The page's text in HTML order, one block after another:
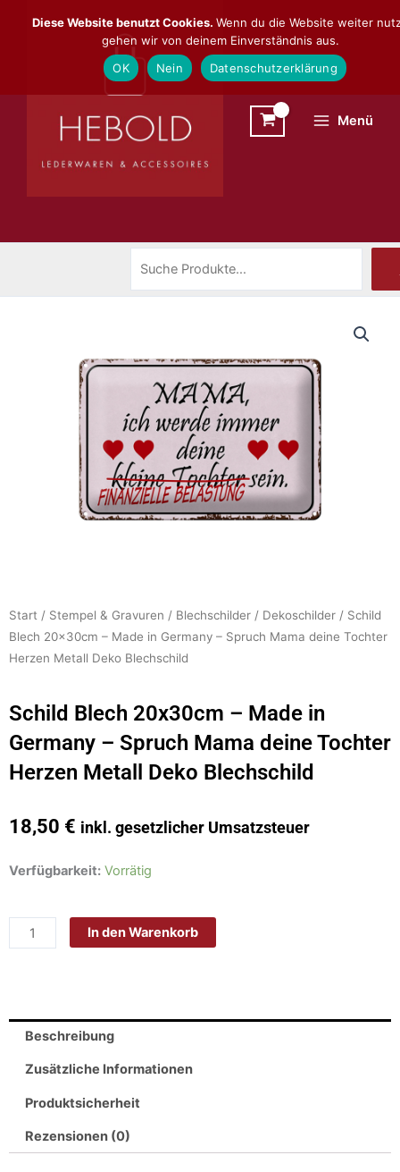
Inhalt
Menü
Start / Stempel & Gravuren / Blechschilder / Dekoschilder / Schild
Blech 20x30cm – Made in Germany – Spruch Mama deine Tochter
Herzen Metall Deko Blechschild
Schild Blech 20x30cm – Made in
Germany – Spruch Mama deine Tochter
Herzen Metall Deko Blechschild
18,50 € inkl. gesetzlicher Umsatzsteuer
Verfügbarkeit: Vorrätig
Schild
-
Spruch
Mama
Tochter
Herzen
Metall
In den Warenkorb
Beschreibung
Zusätzliche Informationen
Produktsicherheit
Rezensionen (0)
Diese Website benutzt Cookies. Wenn du die Website weiter
gehen wir von deinem Einverständnis aus.
OK
Nein Datenschutzerklärung